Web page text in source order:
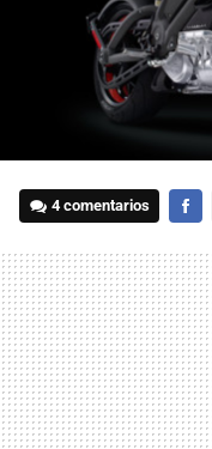
4 comentarios